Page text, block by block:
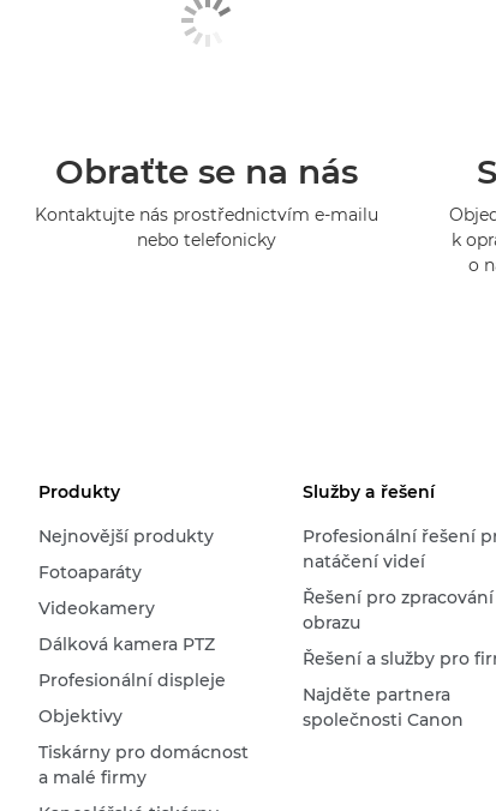
Obraťte se na nás
Kontaktujte nás prostřednictvím e-mailu
nebo telefonicky
k
o
Produkty
Nejnovější produkty
Fotoaparáty
Videokamery
Dálková kamera PTZ
Profesionální displeje
Objektivy
Tiskárny pro domácnost
a malé firmy
Služby a řešení
Profesionální řešení
natáčení videí
Řešení pro zpracování
obrazu
Řešení a služby pro
Najděte partnera
společnosti Canon